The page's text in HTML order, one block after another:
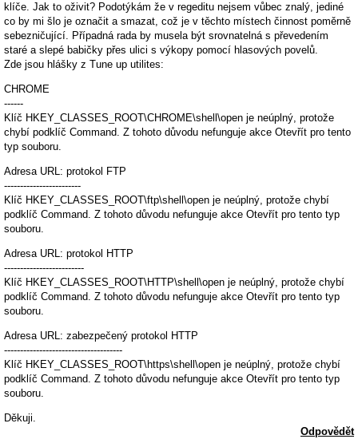
klíče. Jak to oživit? Podotýkám že v regeditu nejsem vůbec znalý, jediné
co by mi šlo je označit a smazat, což je v těchto místech činnost poměrně
sebezničující. Případná rada by musela být srovnatelná s převedením
staré a slepé babičky přes ulici s výkopy pomocí hlasových povelů.
Zde jsou hlášky z Tune up utilites:
CHROME
------
Klíč HKEY_CLASSES_ROOT\CHROME\shell\open je neúplný, protože
chybí podklíč Command. Z tohoto důvodu nefunguje akce Otevřít pro tento
typ souboru.
Adresa URL: protokol FTP
------------------------
Klíč HKEY_CLASSES_ROOT\ftp\shell\open je neúplný, protože chybí
podklíč Command. Z tohoto důvodu nefunguje akce Otevřít pro tento typ
souboru.
Adresa URL: protokol HTTP
-------------------------
Klíč HKEY_CLASSES_ROOT\HTTP\shell\open je neúplný, protože chybí
podklíč Command. Z tohoto důvodu nefunguje akce Otevřít pro tento typ
souboru.
Adresa URL: zabezpečený protokol HTTP
-------------------------------------
Klíč HKEY_CLASSES_ROOT\https\shell\open je neúplný, protože chybí
podklíč Command. Z tohoto důvodu nefunguje akce Otevřít pro tento typ
souboru.
Děkuji.
Odpovědět